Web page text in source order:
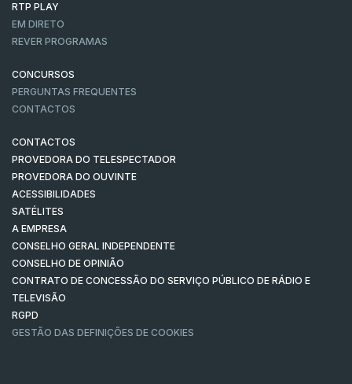
RTP PLAY
EM DIRETO
REVER PROGRAMAS
CONCURSOS
PERGUNTAS FREQUENTES
CONTACTOS
CONTACTOS
PROVEDORA DO TELESPECTADOR
PROVEDORA DO OUVINTE
ACESSIBILIDADES
SATÉLITES
A EMPRESA
CONSELHO GERAL INDEPENDENTE
CONSELHO DE OPINIÃO
CONTRATO DE CONCESSÃO DO SERVIÇO PÚBLICO DE RÁDIO E
TELEVISÃO
RGPD
GESTÃO DAS DEFINIÇÕES DE COOKIES